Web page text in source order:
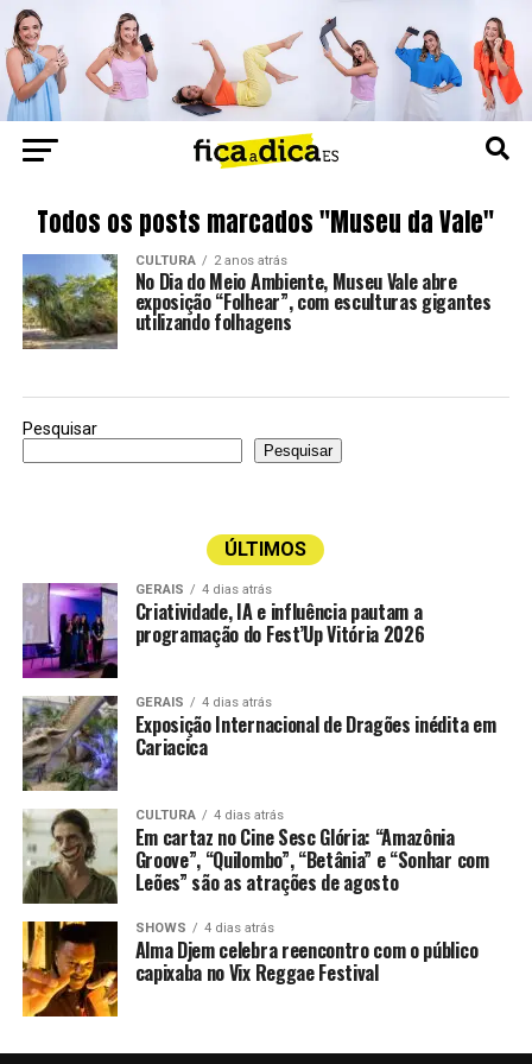
Todos os posts marcados "Museu da Vale"
CULTURA 2 anos atrás
No Dia do Meio Ambiente, Museu Vale abre
exposição “Folhear”, com esculturas gigantes
utilizando folhagens
Pesquisar
Pesquisar
ÚLTIMOS
GERAIS 4 dias atrás
Criatividade, IA e influência pautam a
programação do Fest’Up Vitória 2026
GERAIS 4 dias atrás
Exposição Internacional de Dragões inédita em
Cariacica
CULTURA 4 dias atrás
Em cartaz no Cine Sesc Glória: “Amazônia
Groove”, “Quilombo”, “Betânia” e “Sonhar com
Leões” são as atrações de agosto
SHOWS 4 dias atrás
Alma Djem celebra reencontro com o público
capixaba no Vix Reggae Festival